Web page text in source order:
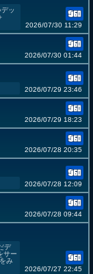
ッ
2026/07/30 11:29
2026/07/30 01:44
2026/07/29 23:46
2026/07/29 18:23
2026/07/28 20:35
2026/07/28 12:09
2026/07/28 09:44
デ
サー
み
2026/07/27 22:45